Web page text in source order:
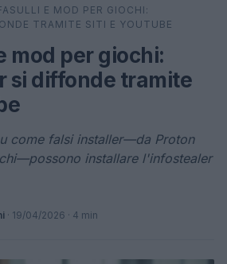
E MOD PER GIOCHI:
TRAMITE SITI E YOUTUBE
mod per giochi:
si diffonde tramite
come falsi installer—da Proton
installare l'infostealer
· 19/04/2026 · 4 min